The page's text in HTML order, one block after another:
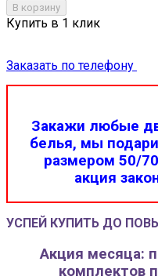
В корзину
Купить в 1 клик
Заказать по телефону
Закажи любые
белья, мы
размером 50/
акция
УСПЕЙ КУПИТЬ ДО
Акция месяца:
комплектов